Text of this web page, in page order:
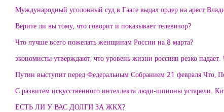
Муждународный уголовный суд в Гааге выдал ордер на арест
Верите ли вы тому, что говорит и показывает телевизор?
Что лучше всего пожелать женщинам России на 8 марта?
экономисты утверждают, что уровень жизни россиян резко
Путин выступит перед Федеральным Собранием 21 февраля Что,
С развитем искусственного интеллекта люди-шпионы
ЕСТЬ ЛИ У ВАС ДОЛГИ ЗА ЖКХ?